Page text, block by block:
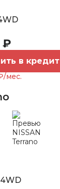
₽
в кредит
мес.
4WD